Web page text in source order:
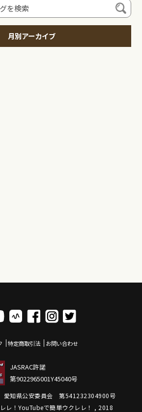
月別アーカイブ
特定商取引法 お問い合わせ
JASRAC許諾
第9022965001Y45040号
愛知県公安委員会 第541232304900号
レ！YouTubeで簡単ウクレレ！ , 2018